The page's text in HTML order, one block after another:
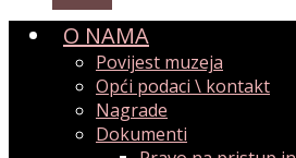
O NAMA
Povijest muzeja
Opći podaci \ kontakt
Nagrade
Dokumenti